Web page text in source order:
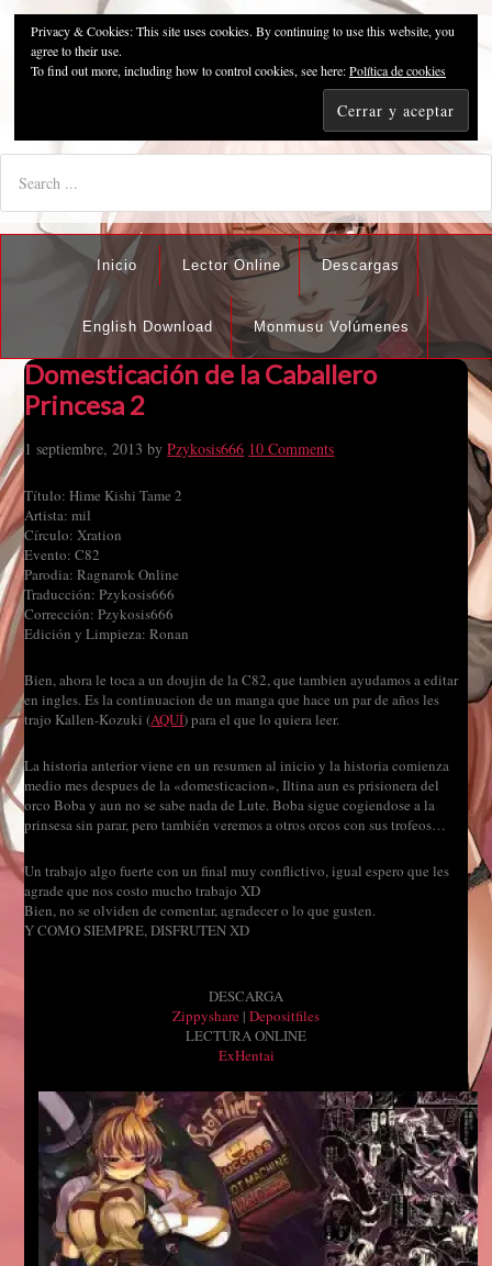
Pzykosis666HFansub
"I'm the best there is at what I do, but what I do best isn't very
Inicio Lector Online Descargas
English Download Monmusu Volúmenes
Domesticación de la Caballero
Princesa 2
1 septiembre, 2013 byPzykosis666 10 Comments
Título: Hime Kishi Tame 2
Artista: mil
Círculo: Xration
Evento: C82
Parodia: Ragnarok Online
Traducción: Pzykosis666
Corrección: Pzykosis666
Edición y Limpieza: Ronan
Bien, ahora le toca a un doujin de la C82, que tambien ayudamos a editar
en ingles.Es la continuacion de un manga que hace un par de años les
trajo Kallen-Kozuki (AQUÍ) para el que lo quiera leer.
La historia anterior viene en un resumen al inicio y la historia comienza
medio mes despues de la «domesticacion», Iltina aun es prisionera del
orco Boba y aun no se sabe nada de Lute. Boba sigue cogiendose a la
prinsesa sin parar, pero también veremos a otros orcos con sus trofeos…
Un trabajo algo fuerte con un final muy conflictivo, igual espero que les
agrade que nos costo mucho trabajo XD
Bien, no se olviden de comentar, agradecer o lo que gusten.
Y COMO SIEMPRE, DISFRUTEN XD
DESCARGA
Zippyshare | Depositfiles
LECTURA ONLINE
ExHentai
Privacy & Cookies: This site uses cookies. By continuing to use this website, you
agree to their use.
To find out more, including how to control cookies, see here:Política de cookies